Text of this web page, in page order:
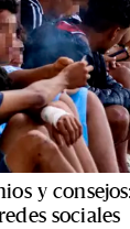
y
sociales